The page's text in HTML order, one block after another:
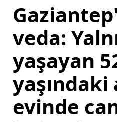
veda:
yaşayan
yaşındaki
evinde